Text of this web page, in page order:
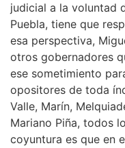
judicial a la voluntad
Puebla, tiene que
esa perspectiva,
otros gobernadores
ese sometimiento
opositores de toda
Valle, Marín,
Mariano Piña, todos
coyuntura es que en